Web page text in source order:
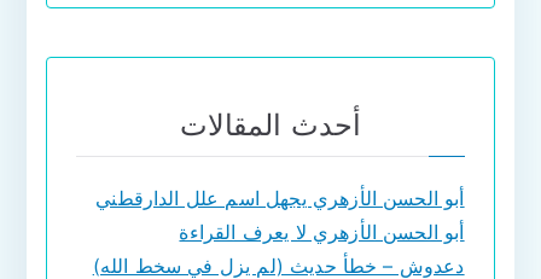
أحدث المقالات
أبو الحسن الأزهري يجهل اسم علل الدارقطني
أبو الحسن الأزهري لا يعرف القراءة
دعدوش – خطأ حديث (لم يزل في سخط الله)